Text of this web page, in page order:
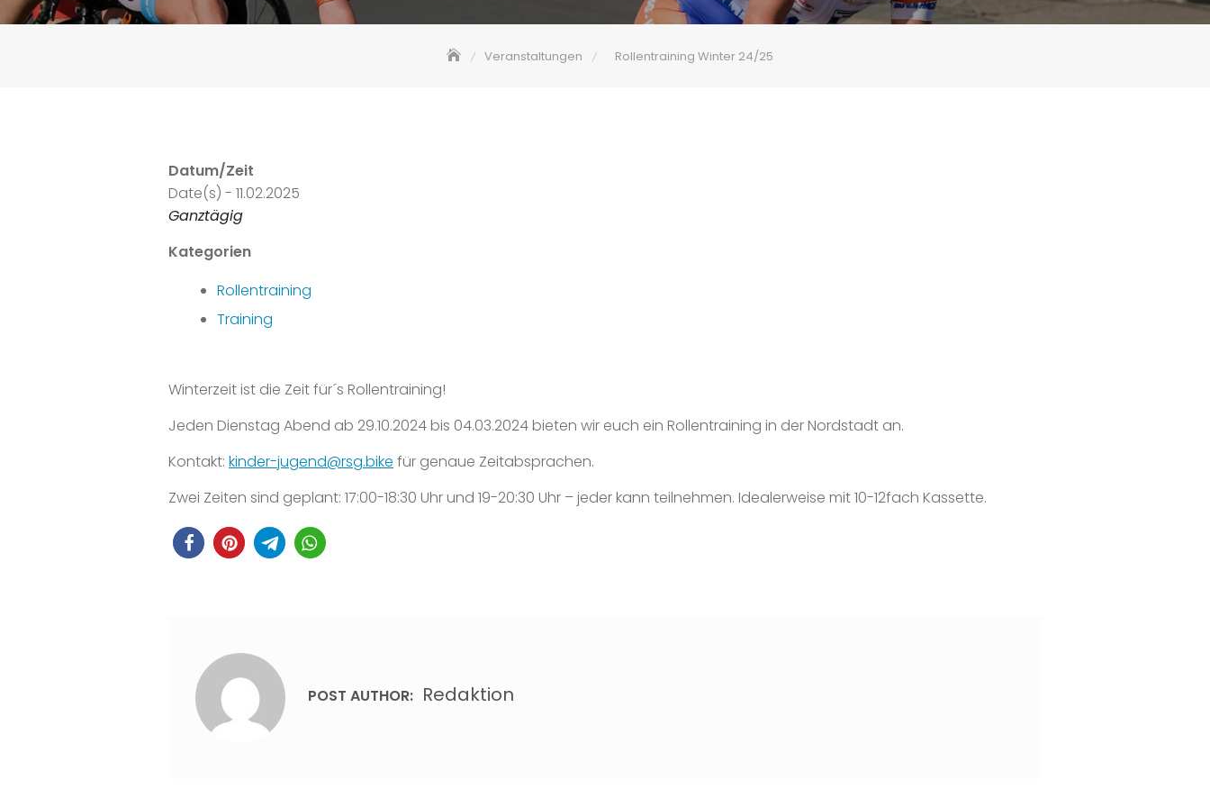
Veranstaltungen Rollentraining Winter 24/25
Datum/Zeit
Date(s) - 11.02.2025
Ganztägig
Kategorien
Rollentraining
Training
Winterzeit ist die Zeit für´s Rollentraining!
Jeden Dienstag Abend ab 29.10.2024 bis 04.03.2024 bieten wir euch ein Rollentraining in der Nordstadt an.
Kontakt: kinder-jugend@rsg.bike für genaue Zeitabsprachen.
Zwei Zeiten sind geplant: 17:00-18:30 Uhr und 19-20:30 Uhr – jeder kann teilnehmen. Idealerweise mit 10-12fach Kassette.
POST AUTHOR: Redaktion